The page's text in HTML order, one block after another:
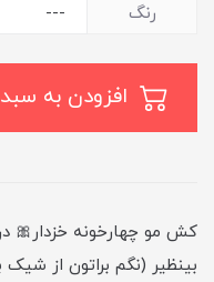
رنگ
کش مو چهارخونه
بینظیر (نگم براتون از